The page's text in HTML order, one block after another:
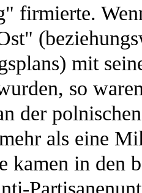
firmierte.
mit
so
der
als eine
kamen in den